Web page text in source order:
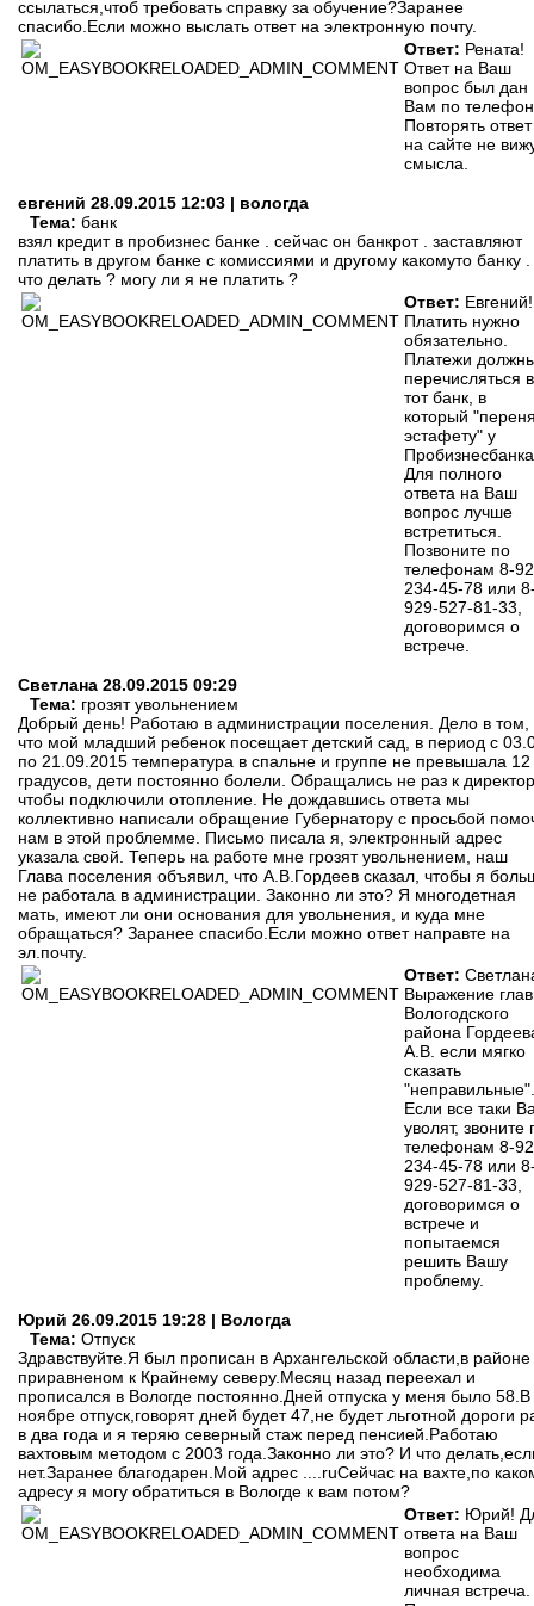
ссылаться,чтоб требовать справку за обучение?Заранее
спасибо.Если можно выслать ответ на электронную почту.
Ответ: Рената!
Ответ на Ваш
вопрос был дан
Вам по
Повторять ответ
на сайте не
смысла.
евгений 28.09.2015 12:03 | вологда
Тема: банк
взял кредит в пробизнес банке . сейчас он банкрот . заставляют
платить в другом банке с комиссиями и другому какомуто банку .
что делать ? могу ли я не платить ?
Ответ: Евгений!
Платить нужно
обязательно.
Платежи
перечисляться в
тот банк, в
который
эстафету" у
Для полного
ответа на Ваш
вопрос лучше
встретиться.
Позвоните по
телефонам 8-
234-45-78 или
929-527-81-33,
договоримся о
встрече.
Светлана 28.09.2015 09:29
Тема: грозят увольнением
Добрый день! Работаю в администрации поселения. Дело в том,
что мой младший ребенок посещает детский сад, в период с
по 21.09.2015 температура в спальне и группе не превышала 12
градусов, дети постоянно болели. Обращались не раз к
чтобы подключили отопление. Не дождавшись ответа мы
коллективно написали обращение Губернатору с просьбой
нам в этой проблемме. Письмо писала я, электронный адрес
указала свой. Теперь на работе мне грозят увольнением, наш
Глава поселения объявил, что А.В.Гордеев сказал, чтобы я
не работала в администрации. Законно ли это? Я многодетная
мать, имеют ли они основания для увольнения, и куда мне
обращаться? Заранее спасибо.Если можно ответ направте на
эл.почту.
Ответ:
Выражение
Вологодского
района
А.В. если мягко
сказать
"неправильные".
Если все таки
уволят, звоните
телефонам 8-
234-45-78 или
929-527-81-33,
договоримся о
встрече и
попытаемся
решить Вашу
проблему.
Юрий 26.09.2015 19:28 | Вологда
Тема: Отпуск
Здравствуйте.Я был прописан в Архангельской области,в районе
приравненом к Крайнему северу.Месяц назад переехал и
прописался в Вологде постоянно.Дней отпуска у меня было 58.В
ноябре отпуск,говорят дней будет 47,не будет льготной дороги
в два года и я теряю северный стаж перед пенсией.Работаю
вахтовым методом с 2003 года.Законно ли это? И что
нет.Заранее благодарен.Мой адрес ....ruСейчас на вахте,по
адресу я могу обратиться в Вологде к вам потом?
Ответ: Юрий!
ответа на Ваш
вопрос
необходима
личная встреча.